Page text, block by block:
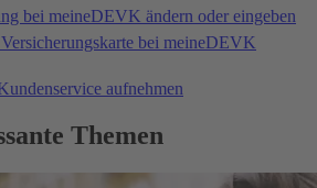
bei meineDEVK ändern oder eingeben
bei meineDEVK
aufnehmen
Themen